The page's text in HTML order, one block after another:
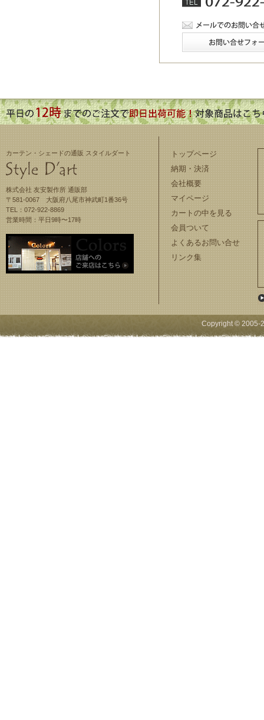
カーテン・シェードの通販 スタイルダート
株式会社 友安製作所 通販部
〒581-0067 大阪府八尾市神武町1番36号
TEL：072-922-8869
営業時間：平日9時〜17時
トップページ
納期・決済
会社概要
マイページ
カートの中を見る
会員ついて
よくあるお問い合せ
リンク集
Copyright © 2005-